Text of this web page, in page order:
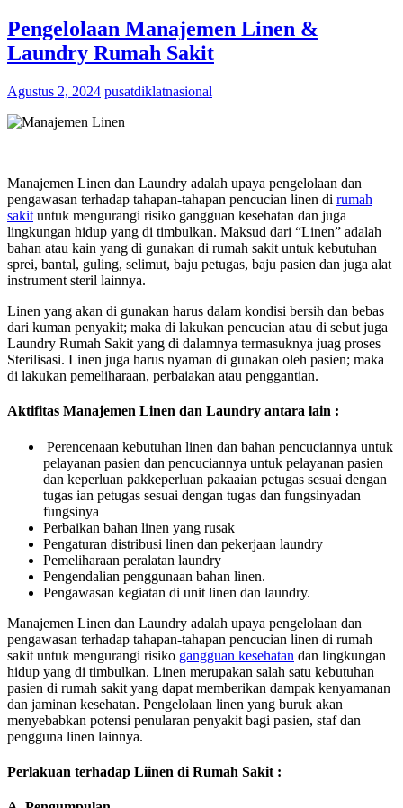
Pengelolaan Manajemen Linen &
Laundry Rumah Sakit
Agustus 2, 2024 pusatdiklatnasional
Manajemen Linen dan Laundry adalah upaya pengelolaan dan
pengawasan terhadap tahapan-tahapan pencucian linen di rumah
sakit untuk mengurangi risiko gangguan kesehatan dan juga
lingkungan hidup yang di timbulkan. Maksud dari “Linen” adalah
bahan atau kain yang di gunakan di rumah sakit untuk kebutuhan
sprei, bantal, guling, selimut, baju petugas, baju pasien dan juga alat
instrument steril lainnya.
Linen yang akan di gunakan harus dalam kondisi bersih dan bebas
dari kuman penyakit; maka di lakukan pencucian atau di sebut juga
Laundry Rumah Sakit yang di dalamnya termasuknya juag proses
Sterilisasi. Linen juga harus nyaman di gunakan oleh pasien; maka
di lakukan pemeliharaan, perbaiakan atau penggantian.
Aktifitas Manajemen Linen dan Laundry antara lain :
Perencenaan kebutuhan linen dan bahan pencuciannya untuk
pelayanan pasien dan pencuciannya untuk pelayanan pasien
dan keperluan pakkeperluan pakaaian petugas sesuai dengan
tugas ian petugas sesuai dengan tugas dan fungsinyadan
fungsinya
Perbaikan bahan linen yang rusak
Pengaturan distribusi linen dan pekerjaan laundry
Pemeliharaan peralatan laundry
Pengendalian penggunaan bahan linen.
Pengawasan kegiatan di unit linen dan laundry.
Manajemen Linen dan Laundry adalah upaya pengelolaan dan
pengawasan terhadap tahapan-tahapan pencucian linen di rumah
sakit untuk mengurangi risiko gangguan kesehatan dan lingkungan
hidup yang di timbulkan. Linen merupakan salah satu kebutuhan
pasien di rumah sakit yang dapat memberikan dampak kenyamanan
dan jaminan kesehatan. Pengelolaan linen yang buruk akan
menyebabkan potensi penularan penyakit bagi pasien, staf dan
pengguna linen lainnya.
Perlakuan terhadap Liinen di Rumah Sakit :